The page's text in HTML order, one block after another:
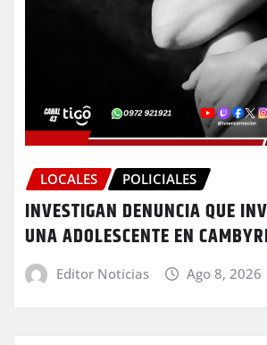
LOCALES POLICIALES
INVESTIGAN DENUNCIA QUE
UNA ADOLESCENTE EN
Editor Noticias Ago 8, 2026